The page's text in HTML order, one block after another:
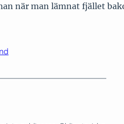
när man lämnat fjället